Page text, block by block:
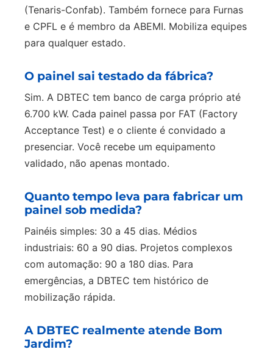
(Tenaris-Confab). Também fornece para Furnas
e CPFL e é membro da ABEMI. Mobiliza equipes
para qualquer estado.
O painel sai testado da fábrica?
Sim. A DBTEC tem banco de carga próprio até
6.700 kW. Cada painel passa por FAT (Factory
Acceptance Test) e o cliente é convidado a
presenciar. Você recebe um equipamento
validado, não apenas montado.
Quanto tempo leva para fabricar um
painel sob medida?
Painéis simples: 30 a 45 dias. Médios
industriais: 60 a 90 dias. Projetos complexos
com automação: 90 a 180 dias. Para
emergências, a DBTEC tem histórico de
mobilização rápida.
A DBTEC realmente atende Bom
Jardim?